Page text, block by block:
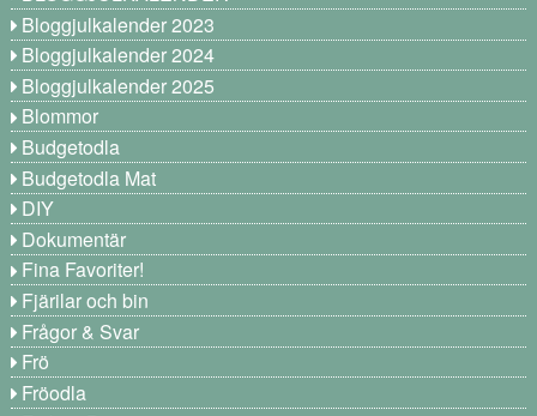
Bloggjulkalender 2023
Bloggjulkalender 2024
Bloggjulkalender 2025
Blommor
Budgetodla
Budgetodla Mat
DIY
Dokumentär
Fina Favoriter!
Fjärilar och bin
Frågor & Svar
Frö
Fröodla